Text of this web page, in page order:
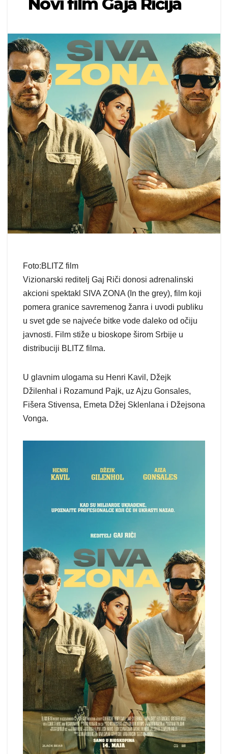
Novi film Gaja Ričija
Foto:BLITZ film
Vizionarski reditelj Gaj Riči donosi adrenalinski
akcioni spektakl SIVA ZONA (In the grey), film koji
pomera granice savremenog žanra i uvodi publiku
u svet gde se najveće bitke vode daleko od očiju
javnosti. Film stiže u bioskope širom Srbije u
distribuciji BLITZ filma.
U glavnim ulogama su Henri Kavil, Džejk
Džilenhal i Rozamund Pajk, uz Ajzu Gonsales,
Fišera Stivensa, Emeta Džej Sklenlana i Džejsona
Vonga.